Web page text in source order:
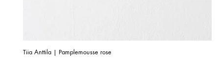
Tiia Anttila | Pamplemousse rose